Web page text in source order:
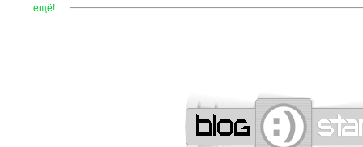
ещё! ——————————————————————